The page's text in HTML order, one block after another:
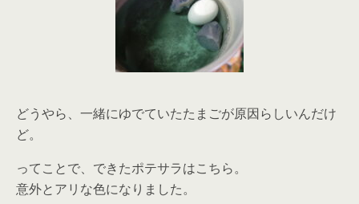
どうやら、一緒にゆでていたたまごが原因らしいんだけ
ど。
ってことで、できたポテサラはこちら。
意外とアリな色になりました。